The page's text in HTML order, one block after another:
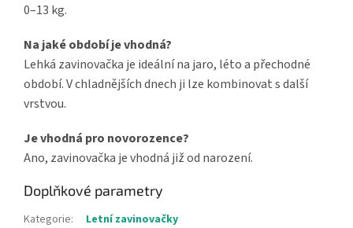
0–13 kg.
Na jaké období je vhodná?
Lehká zavinovačka je ideální na jaro, léto a přechodné
období. V chladnějších dnech ji lze kombinovat s další
vrstvou.
Je vhodná pro novorozence?
Ano, zavinovačka je vhodná již od narození.
Doplňkové parametry
Kategorie:
Letní zavinovačky